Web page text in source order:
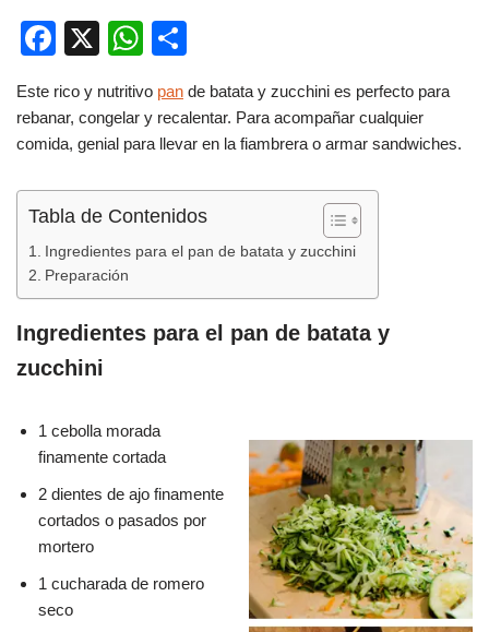
F
c
e
o
o
k
X
W
at
s
p
p
m
p
tir
Este rico y nutritivo pan de batata y zucchini es perfecto para
rebanar, congelar y recalentar. Para acompañar cualquier
comida, genial para llevar en la fiambrera o armar sandwiches.
Tabla de Contenidos
Ingredientes para el pan de batata y zucchini
Preparación
Ingredientes para el pan de batata y
zucchini
1 cebolla morada
finamente cortada
2 dientes de ajo finamente
cortados o pasados por
mortero
1 cucharada de romero
seco